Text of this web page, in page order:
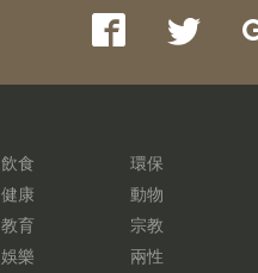
飲食
環保
健康
動物
教育
宗教
娛樂
兩性